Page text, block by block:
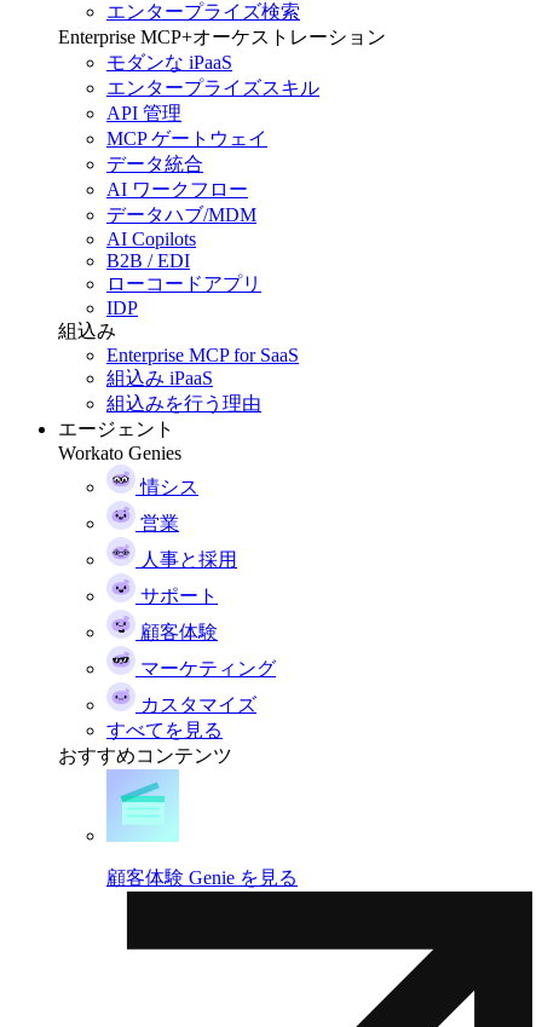
エンタープライズ検索
Enterprise MCP+オーケストレーション
モダンな iPaaS
エンタープライズスキル
API 管理
MCP ゲートウェイ
データ統合
AI ワークフロー
データハブ/MDM
AI Copilots
B2B / EDI
ローコードアプリ
IDP
組込み
Enterprise MCP for SaaS
組込み iPaaS
組込みを行う理由
エージェント
Workato Genies
情シス
営業
人事と採用
サポート
顧客体験
マーケティング
カスタマイズ
すべてを見る
おすすめコンテンツ
顧客体験 Genie を見る